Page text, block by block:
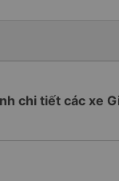
chi tiết các xe